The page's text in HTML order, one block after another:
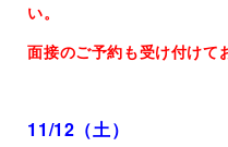
い。
面接のご予約も受け付けて
11/12 （土）